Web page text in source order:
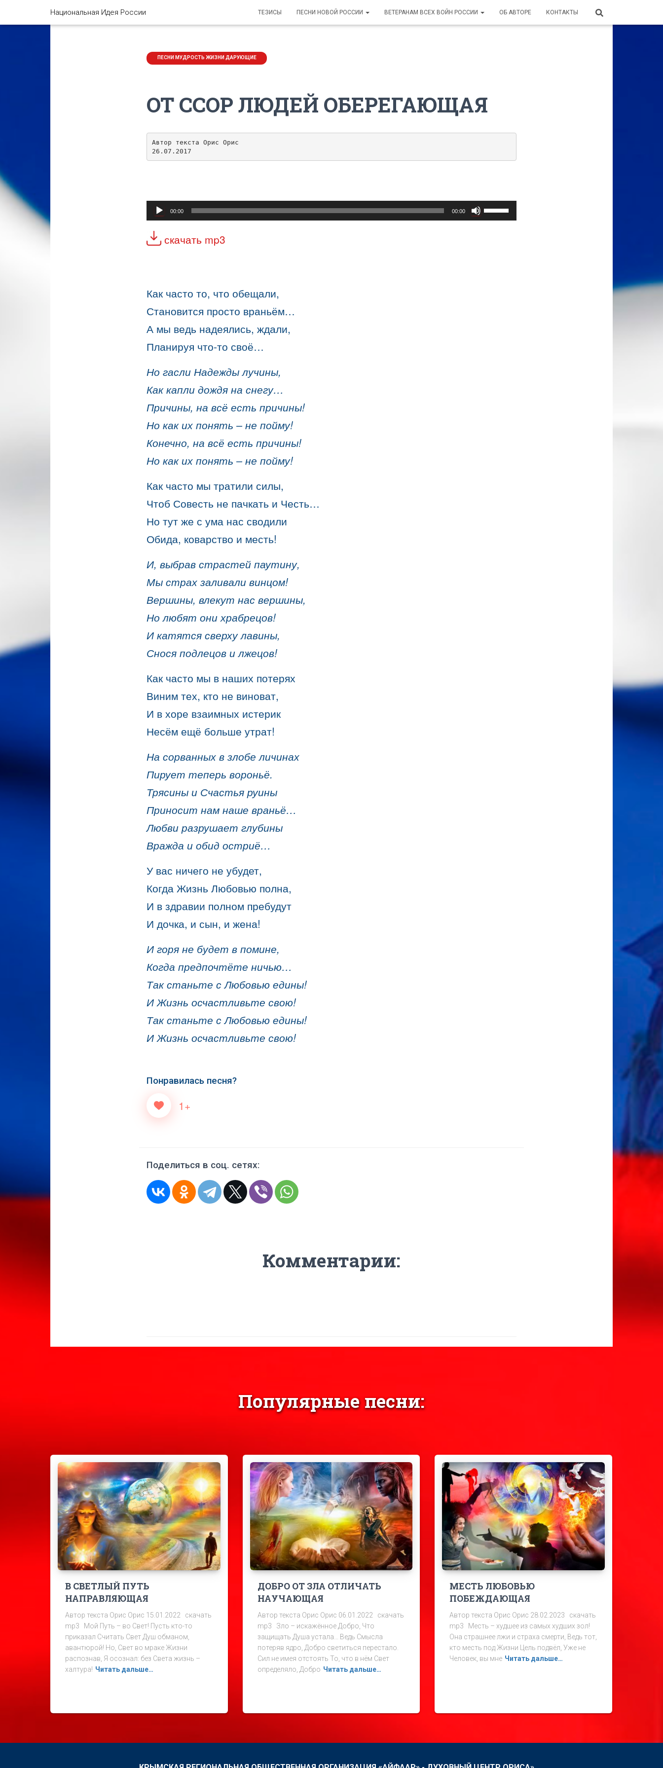
Национальная Идея России ТЕЗИСЫ ПЕСНИ НОВОЙ РОССИИ ВЕТЕРАНАМ ВСЕХ ВОЙН РОССИИ ОБ АВТОРЕ КОНТАКТЫ
ОТ ССОР ЛЮДЕЙ ОБЕРЕГАЮЩАЯ
Автор текста Орис Орис
26.07.2017
Аудиоплеер
00:00 00:00
Используйте
скачать mp3
Как часто то, что обещали,
Становится просто враньём…
А мы ведь надеялись, ждали,
Планируя что-то своё…
Но гасли Надежды лучины,
Как капли дождя на снегу…
Причины, на всё есть причины!
Но как их понять – не пойму!
Конечно, на всё есть причины!
Но как их понять – не пойму!
Как часто мы тратили силы,
Чтоб Совесть не пачкать и Честь…
Но тут же с ума нас сводили
Обида, коварство и месть!
И, выбрав страстей паутину,
Мы страх заливали винцом!
Вершины, влекут нас вершины,
Но любят они храбрецов!
И катятся сверху лавины,
Снося подлецов и лжецов!
Как часто мы в наших потерях
Виним тех, кто не виноват,
И в хоре взаимных истерик
Несём ещё больше утрат!
На сорванных в злобе личинах
Пирует теперь вороньё.
Трясины и Счастья руины
Приносит нам наше враньё…
Любви разрушает глубины
Вражда и обид остриё…
У вас ничего не убудет,
Когда Жизнь Любовью полна,
И в здравии полном пребудут
И дочка, и сын, и жена!
И горя не будет в помине,
Когда предпочтёте ничью…
Так станьте с Любовью едины!
И Жизнь осчастливьте свою!
Так станьте с Любовью едины!
И Жизнь осчастливьте свою!
Понравилась песня?
1+
ПЕСНИ МУДРОСТЬ ЖИЗНИ ДАРУЮЩИЕ
Поделиться в соц. сетях:
Комментарии:
Популярные песни:
В СВЕТЛЫЙ ПУТЬ
НАПРАВЛЯЮЩАЯ
Автор текста Орис Орис 15.01.2022 скачать
mp3 Мой Путь – во Свет! Пусть кто-то
приказал Считать Свет Душ обманом,
авантюрой! Но, Свет во мраке Жизни
распознав, Я осознал: без Света жизнь –
халтура! Читать дальше…
ДОБРО ОТ ЗЛА ОТЛИЧАТЬ
НАУЧАЮЩАЯ
Автор текста Орис Орис 06.01.2022 скачать
mp3 Зло – искажённое Добро, Что
защищать Душа устала… Ведь Смысла
потеряв ядро, Добро светиться перестало.
Сил не имея отстоять То, что в нём Свет
определяло, Добро Читать дальше…
МЕСТЬ ЛЮБОВЬЮ
ПОБЕЖДАЮЩАЯ
Автор текста Орис Орис 28.02.2023 скачать
mp3 Месть – худшее из самых худших зол!
Она страшнее лжи и страха смерти, Ведь тот,
кто месть под Жизни Цель подвёл, Уже не
Человек, вы мне Читать дальше…